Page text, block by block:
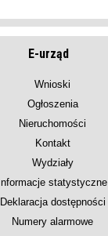
E-urząd
Wnioski
Ogłoszenia
Nieruchomości
Kontakt
Wydziały
Informacje statystyczne
Deklaracja dostępności
Numery alarmowe